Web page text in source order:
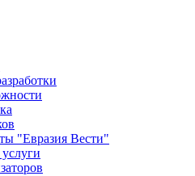
"Евразия Вести"